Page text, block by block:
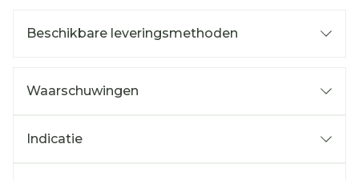
Beschikbare leveringsmethoden
Waarschuwingen
Indicatie